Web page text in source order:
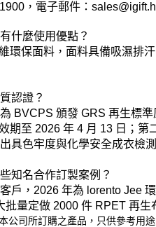
， 電子郵件：
什麼使用優點？
環保面料，面料具備吸濕排
認證？
BVCPS 頒發 GRS 再生標
期至 2026 年 4 月 13 日；
具色牢度與化學安全成衣檢
知名合作訂製案例？
戶，2026 年為 lorento Jee
量定做 2000 件 RPET 再
公司所訂購之產品，只供參考用